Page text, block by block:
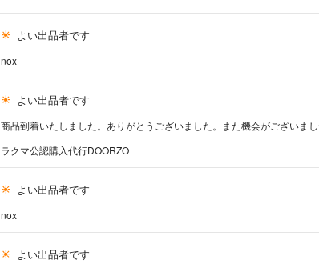
よい出品者です
nox
よい出品者です
商品到着いたしました。ありがとうございました。また機会がございま
ラクマ公認購入代行DOORZO
よい出品者です
nox
よい出品者です